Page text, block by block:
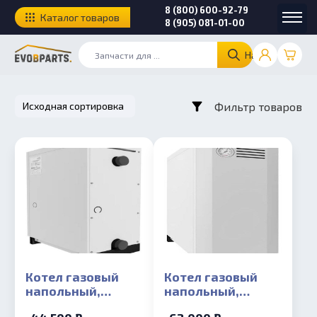
Найти
8 (800) 600-92-79
8 (905) 081-01-00
Каталог товаров
Фильтр товаров
Котел газовый
напольный,
Котел газовый
напольный,